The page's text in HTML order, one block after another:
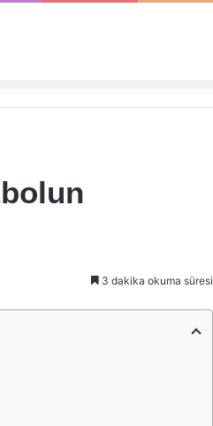
3 dakika okuma süresi